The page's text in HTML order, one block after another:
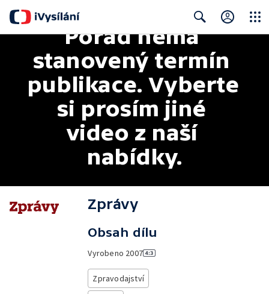
Search
Pořad nemá
stanovený termín
publikace. Vyberte
si prosím jiné
video z naší
nabídky.
Zprávy
Obsah dílu
Vyrobeno 2007
Zpravodajství